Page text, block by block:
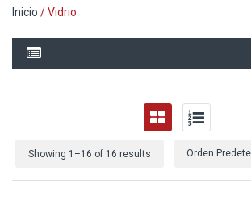
Inicio / Vidrio
Showing 1–16 of 16 results